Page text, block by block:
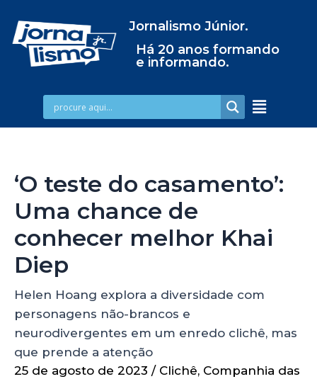
Jornalismo Júnior.
Há 20 anos formando
e informando.
‘O teste do casamento’:
Uma chance de
conhecer melhor Khai
Diep
Helen Hoang explora a diversidade com
personagens não-brancos e
neurodivergentes em um enredo clichê, mas
que prende a atenção
25 de agosto de 2023 / Clichê, Companhia das